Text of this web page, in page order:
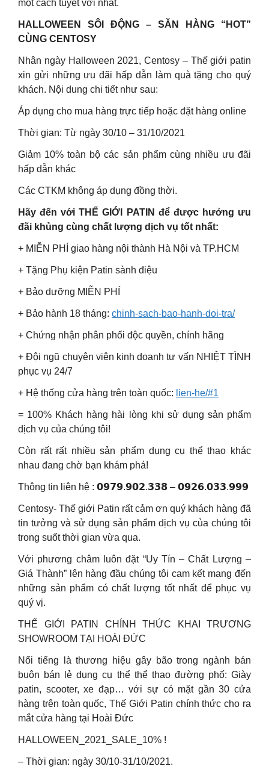
một cách tuyệt vời nhất.
HALLOWEEN SÔI ĐỘNG – SĂN HÀNG “HOT”
CÙNG CENTOSY
Nhân ngày Halloween 2021, Centosy – Thế giới patin
xin gửi những ưu đãi hấp dẫn làm quà tặng cho quý
khách. Nội dung chi tiết như sau:
Áp dụng cho mua hàng trực tiếp hoặc đặt hàng online
Thời gian: Từ ngày 30/10 – 31/10/2021
Giảm 10% toàn bộ các sản phẩm cùng nhiều ưu đãi
hấp dẫn khác
Các CTKM không áp dụng đồng thời.
Hãy đến với THẾ GIỚI PATIN để được hưởng ưu
đãi khủng cùng chất lượng dịch vụ tốt nhất:
+ MIỄN PHÍ giao hàng nội thành Hà Nội và TP.HCM
+ Tặng Phụ kiện Patin sành điệu
+ Bảo dưỡng MIỄN PHÍ
+ Bảo hành 18 tháng: chinh-sach-bao-hanh-doi-tra/
+ Chứng nhận phân phối độc quyền, chính hãng
+ Đội ngũ chuyên viên kinh doanh tư vấn NHIỆT TÌNH
phục vụ 24/7
+ Hệ thống cửa hàng trên toàn quốc: lien-he/#1
= 100% Khách hàng hài lòng khi sử dụng sản phẩm
dịch vụ của chúng tôi!
Còn rất rất nhiều sản phẩm dụng cụ thể thao khác
nhau đang chờ bạn khám phá!
Thông tin liên hệ : 𝟬𝟵𝟳𝟵.𝟵𝟬𝟮.𝟯𝟯𝟴 – 𝟬𝟵𝟮𝟲.𝟬𝟯𝟯.𝟵𝟵𝟵
Centosy- Thế giới Patin rất cảm ơn quý khách hàng đã
tin tưởng và sử dụng sản phẩm dịch vụ của chúng tôi
trong suốt thời gian vừa qua.
Với phương châm luôn đặt “Uy Tín – Chất Lượng –
Giá Thành” lên hàng đầu chúng tôi cam kết mang đến
những sản phẩm có chất lượng tốt nhất để phục vụ
quý vị.
THẾ GIỚI PATIN CHÍNH THỨC KHAI TRƯƠNG
SHOWROOM TẠI HOÀI ĐỨC
Nổi tiếng là thương hiệu gây bão trong ngành bán
buôn bán lẻ dụng cụ thể thể thao đường phố: Giày
patin, scooter, xe đạp… với sự có mặt gần 30 cửa
hàng trên toàn quốc, Thế Giới Patin chính thức cho ra
mắt cửa hàng tại Hoài Đức
HALLOWEEN_2021_SALE_10% !
– Thời gian: ngày 30/10-31/10/2021.